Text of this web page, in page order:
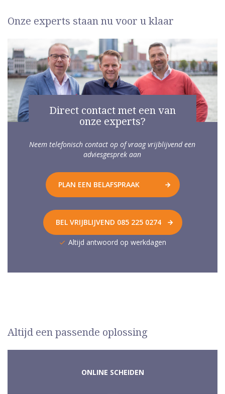
Onze experts staan nu voor u klaar
Direct contact met een van
onze experts?
Neem telefonisch contact op of vraag vrijblijvend een
adviesgesprek aan
PLAN EEN BELAFSPRAAK
BEL VRIJBLIJVEND 085 225 0274
Altijd antwoord op werkdagen
Altijd een passende oplossing
ONLINE SCHEIDEN